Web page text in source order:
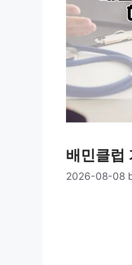
배민클럽
2026-08-08